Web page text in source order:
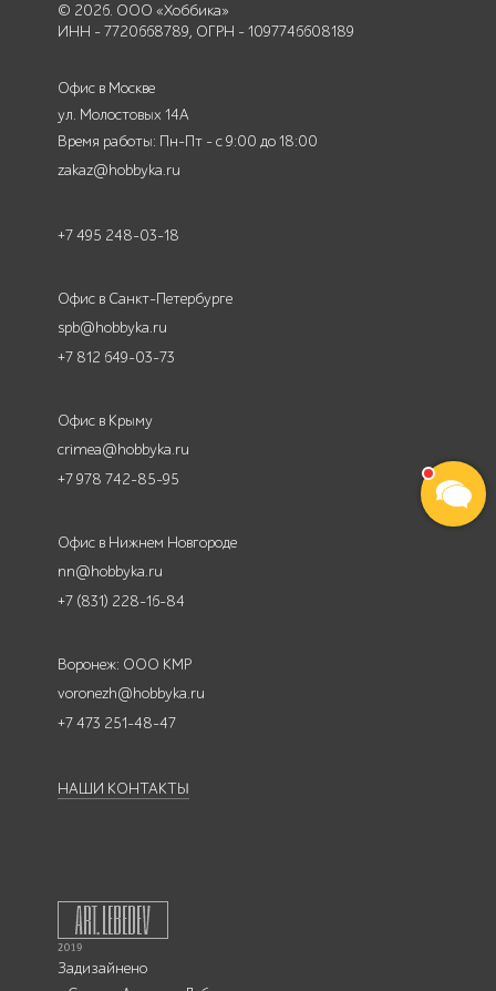
© 2026. ООО «Хоббика»
ИНН - 7720668789, ОГРН - 1097746608189
Офис в Москве
ул. Молостовых 14А
Время работы: Пн-Пт - с 9:00 до 18:00
zakaz@hobbyka.ru
+7 495 248-03-18
Офис в Санкт-Петербурге
spb@hobbyka.ru
+7 812 649-03-73
Офис в Крыму
crimea@hobbyka.ru
+7 978 742-85-95
Офис в Нижнем Новгороде
nn@hobbyka.ru
+7 (831) 228-16-84
Воронеж: ООО КМР
voronezh@hobbyka.ru
+7 473 251-48-47
НАШИ КОНТАКТЫ
Задизайнено